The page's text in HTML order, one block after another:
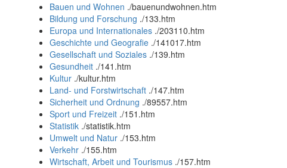
Bauen und Wohnen ./bauenundwohnen.htm
Bildung und Forschung ./133.htm
Europa und Internationales ./203110.htm
Geschichte und Geografie ./141017.htm
Gesellschaft und Soziales ./139.htm
Gesundheit ./141.htm
Kultur ./kultur.htm
Land- und Forstwirtschaft ./147.htm
Sicherheit und Ordnung ./89557.htm
Sport und Freizeit ./151.htm
Statistik ./statistik.htm
Umwelt und Natur ./153.htm
Verkehr ./155.htm
Wirtschaft, Arbeit und Tourismus ./157.htm